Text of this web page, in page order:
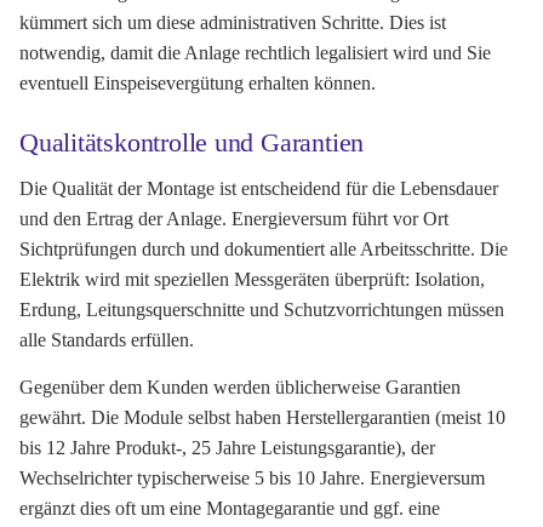
kümmert sich um diese administrativen Schritte. Dies ist
notwendig, damit die Anlage rechtlich legalisiert wird und Sie
eventuell Einspeisevergütung erhalten können.
Qualitätskontrolle und Garantien
Die Qualität der Montage ist entscheidend für die Lebensdauer
und den Ertrag der Anlage. Energieversum führt vor Ort
Sichtprüfungen durch und dokumentiert alle Arbeitsschritte. Die
Elektrik wird mit speziellen Messgeräten überprüft: Isolation,
Erdung, Leitungsquerschnitte und Schutzvorrichtungen müssen
alle Standards erfüllen.
Gegenüber dem Kunden werden üblicherweise Garantien
gewährt. Die Module selbst haben Herstellergarantien (meist 10
bis 12 Jahre Produkt-, 25 Jahre Leistungsgarantie), der
Wechselrichter typischerweise 5 bis 10 Jahre. Energieversum
ergänzt dies oft um eine Montagegarantie und ggf. eine